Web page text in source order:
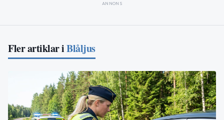
ANNONS
Fler artiklar iBlåljus